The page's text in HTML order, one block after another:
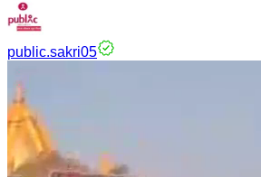
public.sakri05